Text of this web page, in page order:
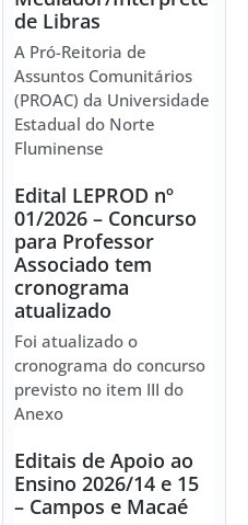
de Libras
A Pró-Reitoria de
Assuntos Comunitários
(PROAC) da Universidade
Estadual do Norte
Fluminense
Edital LEPROD nº
01/2026 – Concurso
para Professor
Associado tem
cronograma
atualizado
Foi atualizado o
cronograma do concurso
previsto no item III do
Anexo
Editais de Apoio ao
Ensino 2026/14 e 15
– Campos e Macaé